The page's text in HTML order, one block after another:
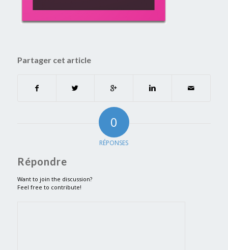
Partager cet article
0
RÉPONSES
Répondre
Want to join the discussion?
Feel free to contribute!